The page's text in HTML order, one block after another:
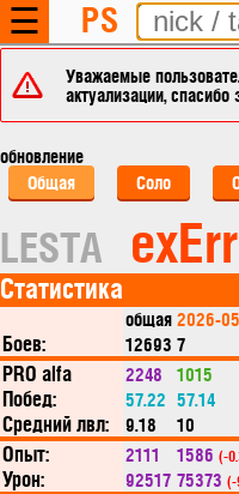
☰ PS
Уважаемые
актуализации,
обновление
Общая
Соло
LESTA
Статистика
общая2026-05
Боев: 12693 7
PRO alfa 2248 1015
Побед: 57.22 57.14
Средний лвл: 9.18 10
Опыт: 2111 1586 (-
Урон: 92517 75373 (-